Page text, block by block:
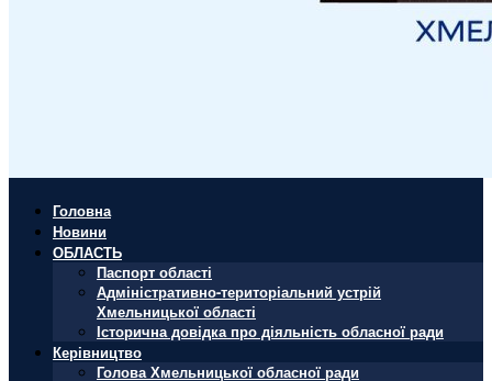
Головна
Новини
ОБЛАСТЬ
Паспорт області
Адміністративно-територіальний устрій
Хмельницької області
Історична довідка про діяльність обласної ради
Керівництво
Голова Хмельницької обласної ради